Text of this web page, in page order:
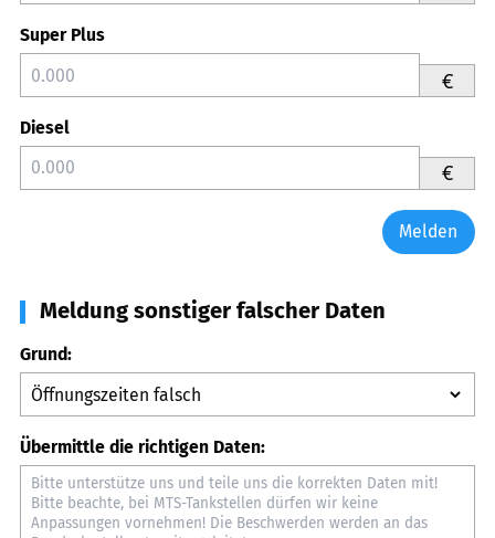
Super Plus
€
Diesel
€
Melden
Meldung sonstiger falscher Daten
Grund:
Übermittle die richtigen Daten: